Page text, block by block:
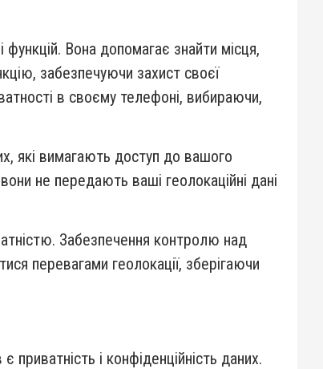
Вона допомагає знайти місця,
забезпечуючи захист своєї
в своєму телефоні, вибираючи,
які вимагають доступ до вашого
не передають ваші геолокаційні дані
Забезпечення контролю над
перевагами геолокації, зберігаючи
і конфіденційність даних.